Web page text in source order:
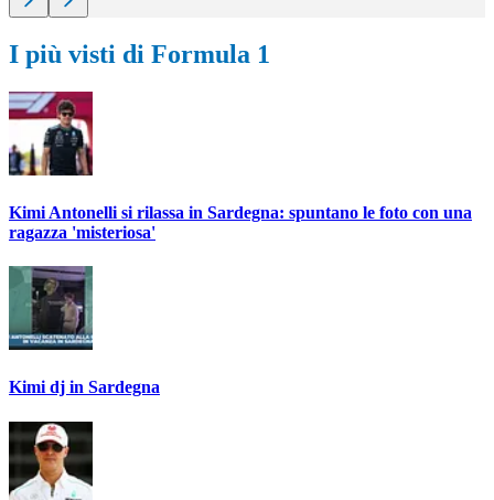
I più visti di Formula 1
Kimi Antonelli si rilassa in Sardegna: spuntano le foto con una
ragazza 'misteriosa'
Kimi dj in Sardegna